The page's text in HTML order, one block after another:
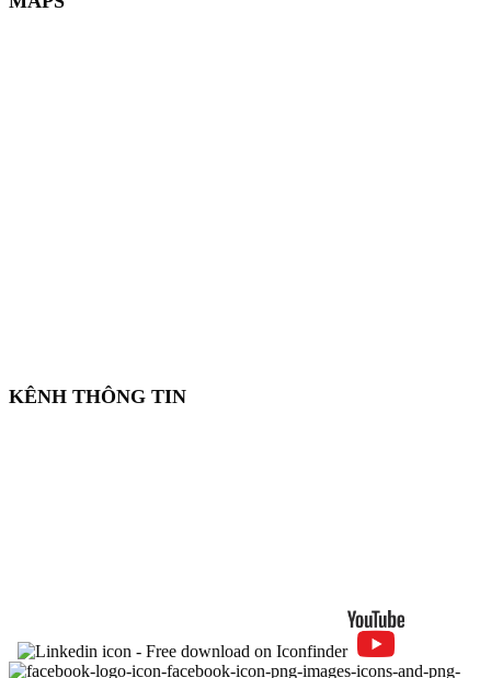
KÊNH THÔNG TIN